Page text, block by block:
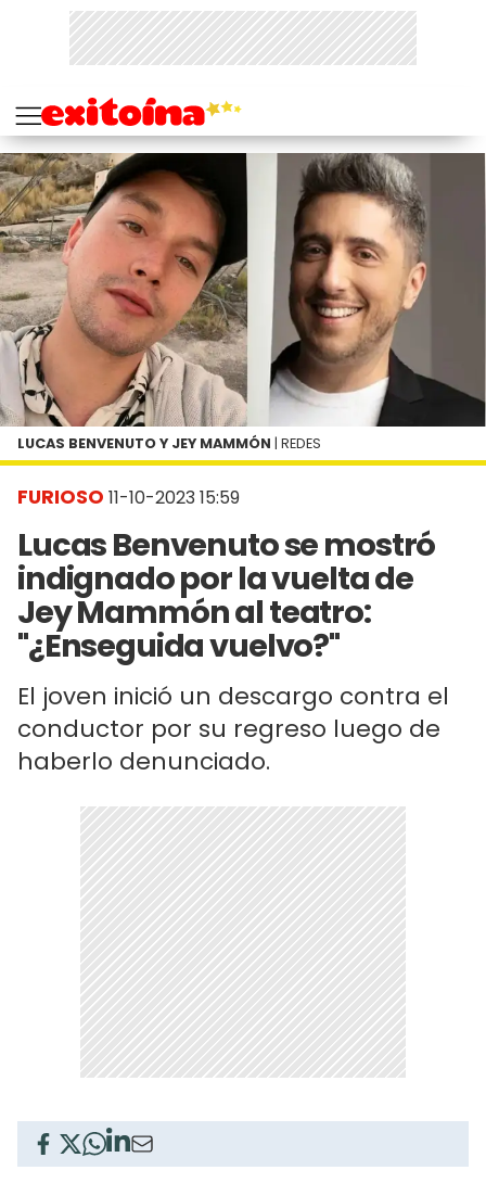
FURIOSO 11-10-2023 15:59
Lucas Benvenuto se mostró
indignado por la vuelta de
Jey Mammón al teatro:
"¿Enseguida vuelvo?"
El joven inició un descargo contra el
conductor por su regreso luego de
haberlo denunciado.
LUCAS BENVENUTO Y JEY MAMMÓN | REDES